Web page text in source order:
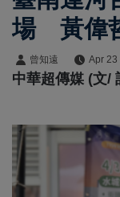
場 黃偉
開唱展現
曾知遠 Apr 23
中華超傳媒 (文/